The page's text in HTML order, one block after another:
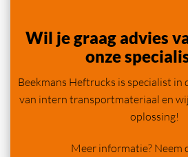
Wil je graag advies
onze
Beekmans Heftrucks is specialist in
van intern transportmateriaal en
oplossing!
Meer informatie? Neem